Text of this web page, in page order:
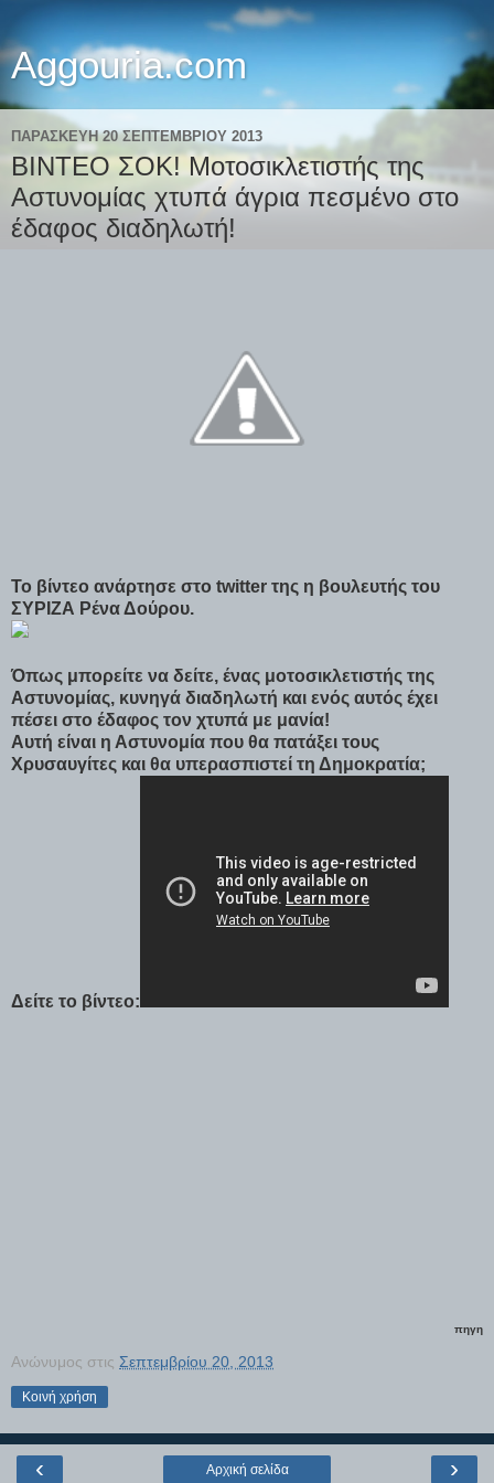
Aggouria.com
ΠΑΡΑΣΚΕΥΉ 20 ΣΕΠΤΕΜΒΡΊΟΥ 2013
ΒΙΝΤΕΟ ΣΟΚ! Μοτοσικλετιστής της
Αστυνομίας χτυπά άγρια πεσμένο στο
έδαφος διαδηλωτή!
Το βίντεο ανάρτησε στο twitter της η βουλευτής του
ΣΥΡΙΖΑ Ρένα Δούρου.
Όπως μπορείτε να δείτε, ένας μοτοσικλετιστής της
Αστυνομίας, κυνηγά διαδηλωτή και ενός αυτός έχει
πέσει στο έδαφος τον χτυπά με μανία!
Αυτή είναι η Αστυνομία που θα πατάξει τους
Χρυσαυγίτες και θα υπερασπιστεί τη Δημοκρατία;
Δείτε το βίντεο:
πηγη
Ανώνυμος στις Σεπτεμβρίου 20, 2013
Κοινή χρήση
‹ ›
Αρχική σελίδα